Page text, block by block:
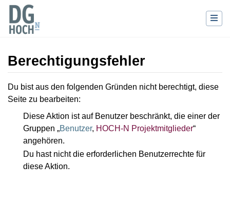
Berechtigungsfehler
Wechseln zu:Navigation,Suche
Du bist aus den folgenden Gründen nicht berechtigt, diese
Seite zu bearbeiten:
Diese Aktion ist auf Benutzer beschränkt, die einer der
Gruppen „Benutzer, HOCH-N Projektmitglieder“
angehören.
Du hast nicht die erforderlichen Benutzerrechte für
diese Aktion.